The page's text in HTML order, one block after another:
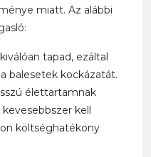
miatt. Az alábbi
tapad, ezáltal
balesetek kockázatát.
élettartamnak
kell
költséghatékony